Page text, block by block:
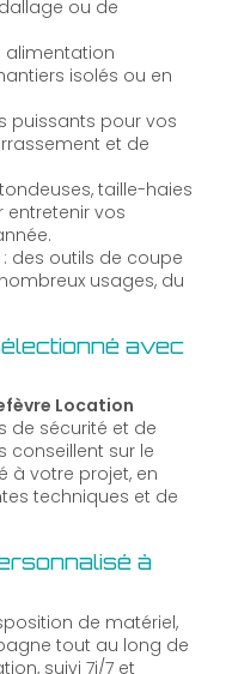
ou de
alimentation
isolés ou en
puissants pour vos
et de
taille-haies
vos
: des outils de coupe
usages, du
avec
Location
de sécurité et de
conseillent sur le
à votre projet, en
techniques et de
à
de matériel,
tout au long de
suivi 7j/7 et